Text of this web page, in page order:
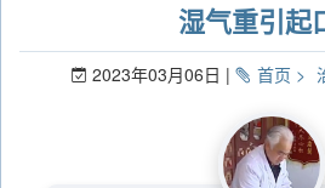
湿气重引起
2023年03月06日 首页